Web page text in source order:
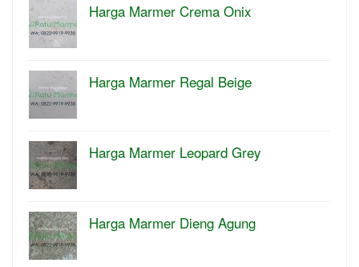
Harga Marmer Crema Onix
Harga Marmer Regal Beige
Harga Marmer Leopard Grey
Harga Marmer Dieng Agung